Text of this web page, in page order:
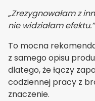
„Zrezygnowałam z
nie widziałam efektu.”
To mocna
z samego opisu
dlatego, że łączy
codziennej pracy z
znaczenie.